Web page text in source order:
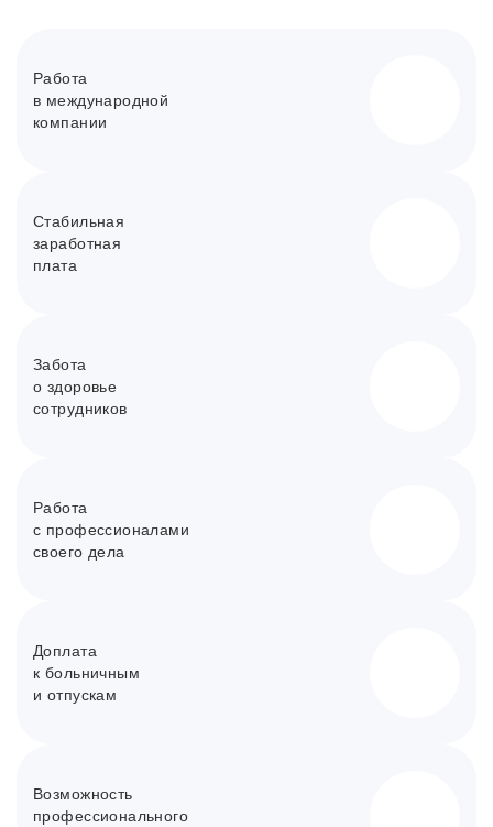
Работа
в международной
компании
Стабильная
заработная
плата
Забота
о здоровье
сотрудников
Работа
с профессионалами
своего дела
Доплата
к больничным
и отпускам
Возможность
профессионального